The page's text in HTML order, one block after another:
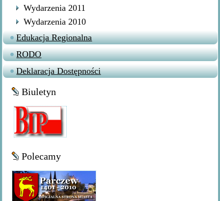
Wydarzenia 2011
Wydarzenia 2010
Edukacja Regionalna
RODO
Deklaracja Dostępności
Biuletyn
Polecamy